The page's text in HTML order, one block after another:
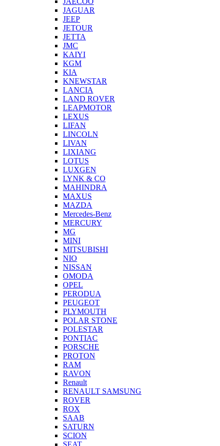
JAGUAR
JEEP
JETOUR
JETTA
JMC
KAIYI
KGM
KIA
KNEWSTAR
LANCIA
LAND ROVER
LEAPMOTOR
LEXUS
LIFAN
LINCOLN
LIVAN
LIXIANG
LOTUS
LUXGEN
LYNK & CO
MAHINDRA
MAXUS
MAZDA
Mercedes-Benz
MERCURY
MG
MINI
MITSUBISHI
NIO
NISSAN
OMODA
OPEL
PERODUA
PEUGEOT
PLYMOUTH
POLAR STONE
POLESTAR
PONTIAC
PORSCHE
PROTON
RAM
RAVON
Renault
RENAULT SAMSUNG
ROVER
ROX
SAAB
SATURN
SCION
SEAT